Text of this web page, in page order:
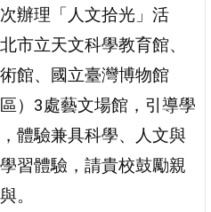
辦理「人文拾光」活
市立天文科學教育館、
館、國立臺灣博物館
區）3處藝文場館，引導學
體驗兼具科學、人文與
習體驗，請貴校鼓勵親
。